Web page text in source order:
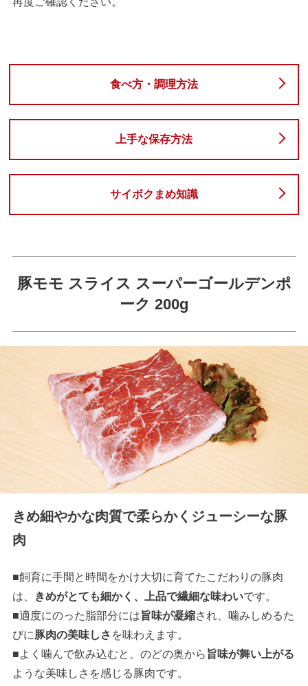
食べ方・調理方法
上手な保存方法
サイボクまめ知識
豚モモ スライス スーパーゴールデンポ
ーク 200g
きめ細やかな肉質で柔らかくジューシーな豚
肉
■飼育に手間と時間をかけ大切に育てたこだわりの豚肉
は、
きめがとても細かく、上品で繊細な味わいです。
■適度にのった脂部分には旨味が凝縮され、噛みしめるた
びに豚肉の美味しさ を味わえます。
■よく噛んで飲み込むと、のどの奥から 旨味が舞い上がる
ような美味しさを感じる豚肉です。